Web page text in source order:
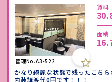
管理No.A3-522
賃料
面積
かなり綺麗な状態で残ったこち
内装譲渡代0円です！！！